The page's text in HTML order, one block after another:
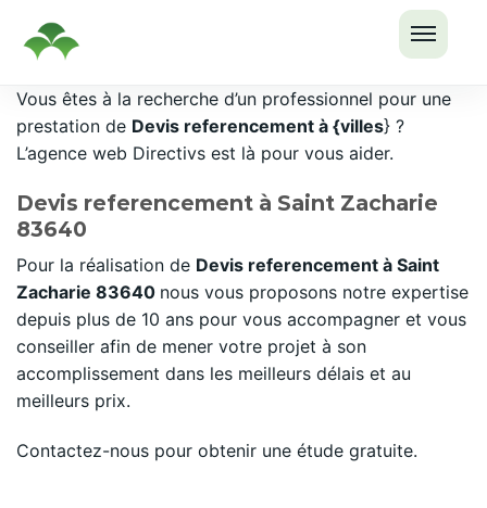
LE
Passer
au
contenu
Vous êtes à la recherche d’un professionnel pour une
prestation de Devis referencement à {villes} ?
L’agence web Directivs est là pour vous aider.
Devis referencement à Saint Zacharie
83640
Pour la réalisation de Devis referencement à Saint
Zacharie 83640 nous vous proposons notre expertise
depuis plus de 10 ans pour vous accompagner et vous
conseiller afin de mener votre projet à son
accomplissement dans les meilleurs délais et au
meilleurs prix.
Contactez-nous pour obtenir une étude gratuite.